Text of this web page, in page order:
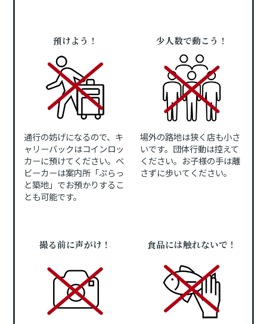
預けよう！
通行の妨げになるので、キ
ャリーバックはコインロッ
カーに預けてください。ベ
ビーカーは案内所「ぷらっ
と築地」でお預かりするこ
とも可能です。
少人数で動こう！
場外の路地は狭く店も小さ
いです。団体行動は控えて
ください。お子様の手は離
さずに歩いてください。
撮る前に声がけ！ 食品には触れないで！